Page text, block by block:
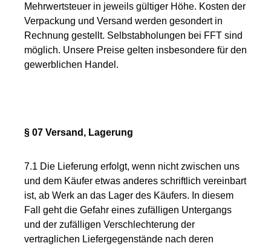
Mehrwertsteuer in jeweils gültiger Höhe. Kosten der
Verpackung und Versand werden gesondert in
Rechnung gestellt. Selbstabholungen bei FFT sind
möglich. Unsere Preise gelten insbesondere für den
gewerblichen Handel.
§ 07 Versand, Lagerung
7.1 Die Lieferung erfolgt, wenn nicht zwischen uns
und dem Käufer etwas anderes schriftlich vereinbart
ist, ab Werk an das Lager des Käufers. In diesem
Fall geht die Gefahr eines zufälligen Untergangs
und der zufälligen Verschlechterung der
vertraglichen Liefergegenstände nach deren